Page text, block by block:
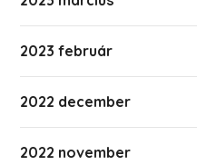
2023 február
2022 december
2022 november